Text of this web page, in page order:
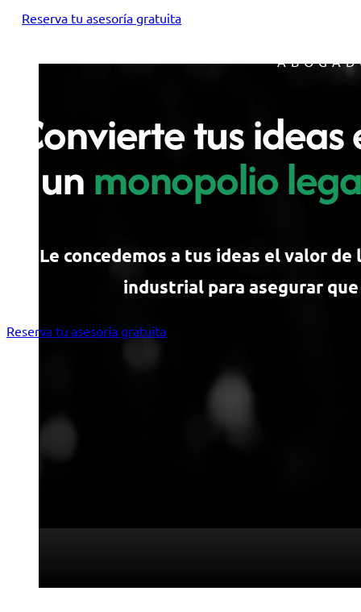
Reserva tu asesoría gratuita
Convierte tus ideas
unmonopolio
Le concedemos a tus ideas el valor
industrial para asegurar
Reserva tu asesoría gratuita